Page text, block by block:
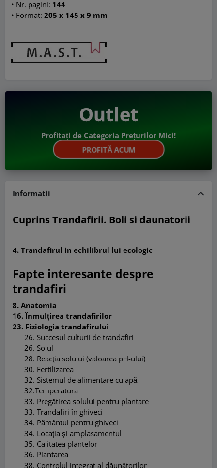
• Nr. pagini: 144
• Format:205 x 145 x 9 mm
Outlet
Profitați de Categoria Prețurilor Mici!
PROFITĂ ACUM
Informatii
Cuprins Trandafirii. Boli si daunatorii
4. Trandafirul in echilibrul lui ecologic
Fapte interesante despre
trandafiri
8. Anatomia
16. Înmulțirea trandafirilor
23. Fiziologia trandafirului
26. Succesul culturii de trandafiri
26. Solul
28. Reacţia solului (valoarea pH-ului)
30. Fertilizarea
32. Sistemul de alimentare cu apă
32.Temperatura
33. Pregătirea solului pentru plantare
33. Trandafiri în ghiveci
34. Pământul pentru ghiveci
34. Locaţia şi amplasamentul
35. Calitatea plantelor
36. Plantarea
38. Controlul integrat al dăunătorilor